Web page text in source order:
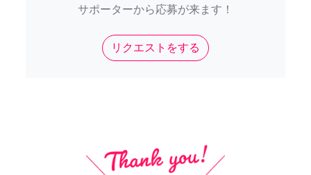
サポーターから応募が来ます！
リクエストをする